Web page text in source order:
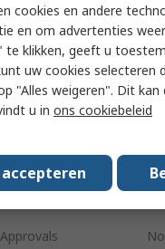
No
cookies en andere
en om advertenties
te klikken, geeft u
uw cookies
"Alles weigeren". Dit
u in ons cookiebeleid